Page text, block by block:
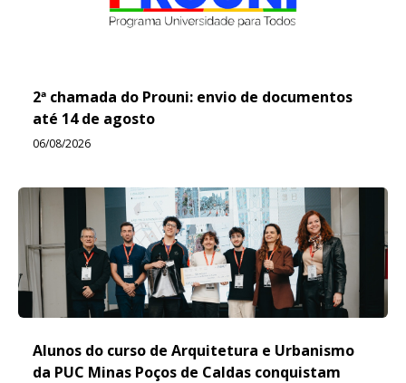
2ª chamada do Prouni: envio de documentos
até 14 de agosto
06/08/2026
Alunos do curso de Arquitetura e Urbanismo
da PUC Minas Poços de Caldas conquistam